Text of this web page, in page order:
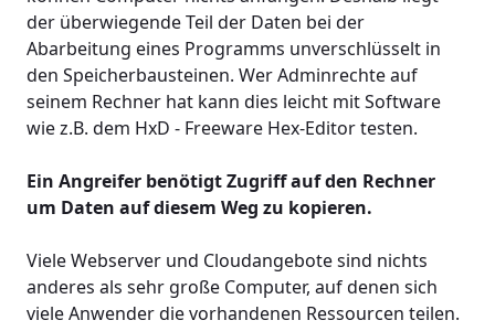
der überwiegende Teil der Daten bei der
Abarbeitung eines Programms unverschlüsselt in
den Speicherbausteinen. Wer Adminrechte auf
seinem Rechner hat kann dies leicht mit Software
wie z.B. dem HxD - Freeware Hex-Editor testen.
Ein Angreifer benötigt Zugriff auf den Rechner
um Daten auf diesem Weg zu kopieren.
Viele Webserver und Cloudangebote sind nichts
anderes als sehr große Computer, auf denen sich
viele Anwender die vorhandenen Ressourcen teilen.